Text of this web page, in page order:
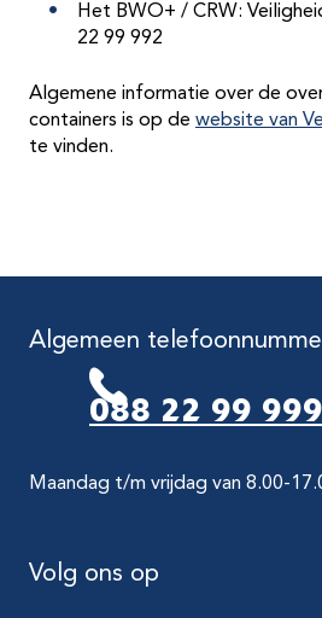
Het BWO+ / CRW:
22 99 992
Algemene informatie over de
containers is op de website van
te vinden.
Algemeen
088 22 99 999
Maandag t/m vrijdag van 8.00-
Volg ons op